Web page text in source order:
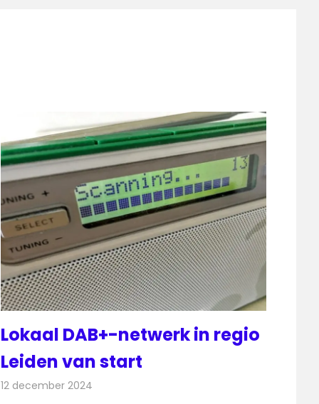
Lokaal DAB+-netwerk in regio
Leiden van start
12 december 2024